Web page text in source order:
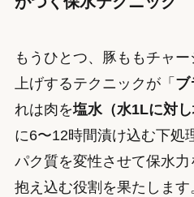
もうひとつ、豚ももチャ
上げするテクニックが「 ブ
れは肉を塩水（水1Lに対
に6〜12時間漬け込む下処
パク質を変性させて保水
抱え込む役割を果たしま